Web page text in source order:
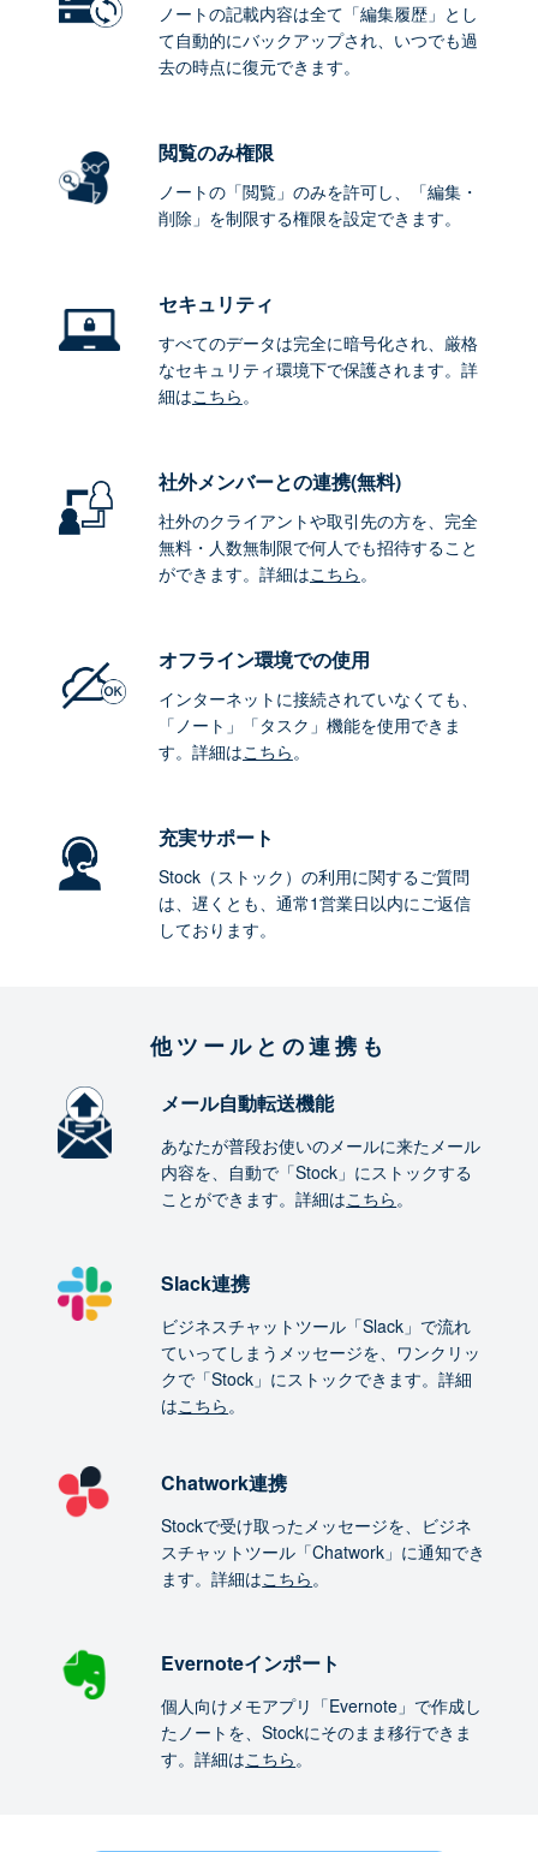
ノートの記載内容は全て「編集履歴」とし
て自動的にバックアップされ、いつでも過
去の時点に復元できます。
閲覧のみ権限
ノートの「閲覧」のみを許可し、「編集・
削除」を制限する権限を設定できます。
セキュリティ
すべてのデータは完全に暗号化され、厳格
なセキュリティ環境下で保護されます。詳
細はこちら。
社外メンバーとの連携(無料)
社外のクライアントや取引先の方を、完全
無料・人数無制限で何人でも招待すること
ができます。詳細はこちら。
オフライン環境での使用
インターネットに接続されていなくても、
「ノート」「タスク」機能を使用できま
す。詳細はこちら。
充実サポート
Stock（ストック）の利用に関するご質問
は、遅くとも、通常1営業日以内にご返信
しております。
他ツールとの連携も
メール自動転送機能
あなたが普段お使いのメールに来たメール
内容を、自動で「Stock」にストックする
ことができます。詳細はこちら。
Slack連携
ビジネスチャットツール「Slack」で流れ
ていってしまうメッセージを、ワンクリッ
クで「Stock」にストックできます。詳細
はこちら。
Chatwork連携
Stockで受け取ったメッセージを、ビジネ
スチャットツール「Chatwork」に通知でき
ます。詳細はこちら。
Evernoteインポート
個人向けメモアプリ「Evernote」で作成し
たノートを、Stockにそのまま移行できま
す。詳細はこちら。